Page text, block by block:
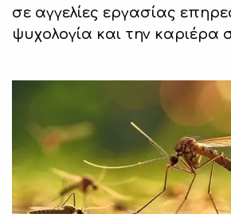
σε αγγελίες εργασίας
ψυχολογία και την καριέρα